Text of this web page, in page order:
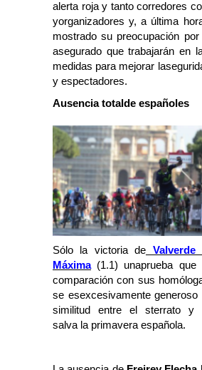
alerta roja y tanto corredores
yorganizadores y, a última
mostrado su preocupación
asegurado que trabajarán en
medidas para mejorar
y espectadores.
Ausencia totalde españoles
Sólo la victoria de
Máxima(1.1) unaprueba que
comparación con sus
se esexcesivamente generoso
similitud entre el sterrato y
salva la primavera española.